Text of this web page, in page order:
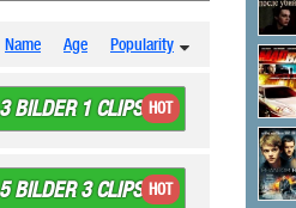
Name Age Popularity
3 BILDER 1 CLIPS HOT
5 BILDER 3 CLIPS HOT